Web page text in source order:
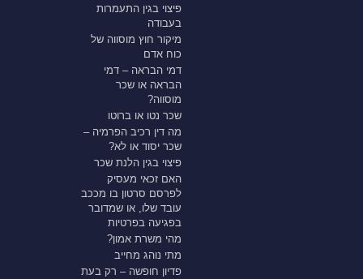
פיצוי בגין התעמרות
בעבודה
מיקור חוץ מוסווה של
כוח אדם
דמי הבראה – דמי
הבראה או שכר
מוסווה?
שכר נטו או ברוטו
מה דין רכיב הפרמיה –
שכר יסוד או לא?
פיצוי בגין הלנת שכר
האם זכאי מעסיק
לפרסם סרטון בו מככב
עובד שלו, או שמדובר
בפגיעה בפרטיות
מהי משרת אמון?
מתי נוהג מחייב
פדיון חופשה – רק בעת